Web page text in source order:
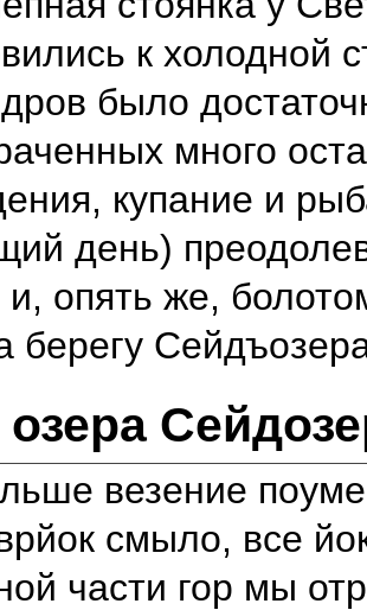
к холодной
дров было
много
купание и
день)
и, опять же,
озера
везение
смыло, все
части гор мы